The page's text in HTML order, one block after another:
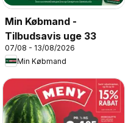
Min Købmand -
Tilbudsavis uge 33
07/08 - 13/08/2026
Min Købmand